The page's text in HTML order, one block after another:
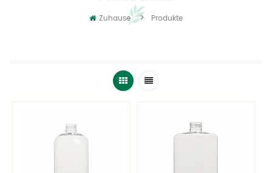
Zuhause > Produkte